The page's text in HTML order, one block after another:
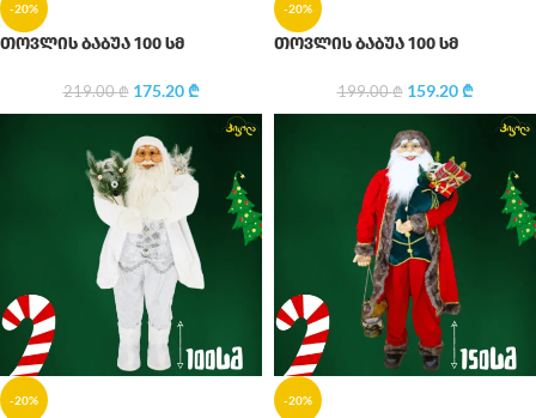
-20%
თოვლის ბაბუა 100 სმ
219.00₾ 175.20₾
-20%
თოვლის ბაბუა 100 სმ
199.00₾ 159.20₾
-20% -20%